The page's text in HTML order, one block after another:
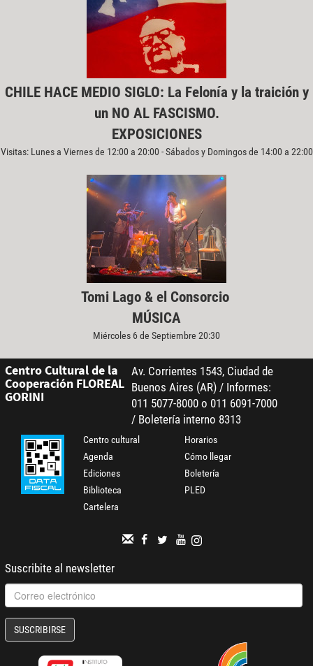
CHILE HACE MEDIO SIGLO: La Felonía y la traición y
un NO AL FASCISMO.
EXPOSICIONES
Visitas: Lunes a Viernes de 12:00 a 20:00 - Sábados y Domingos de 14:00 a 22:00
Tomi Lago & el Consorcio
MÚSICA
Miércoles 6 de Septiembre 20:30
Centro Cultural de la
Cooperación FLOREAL
GORINI
Av. Corrientes 1543, Ciudad de
Buenos Aires (AR) / Informes:
011 5077-8000 o 011 6091-7000
/ Boletería interno 8313
Centro cultural
Agenda
Ediciones
Biblioteca
Cartelera
Horarios
Cómo llegar
Boletería
PLED
Suscribite al newsletter
SUSCRIBIRSE